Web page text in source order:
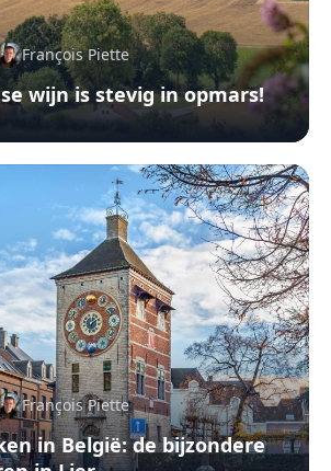
François Piette
wijn is stevig in opmars!
François Piette
in België: de bijzondere